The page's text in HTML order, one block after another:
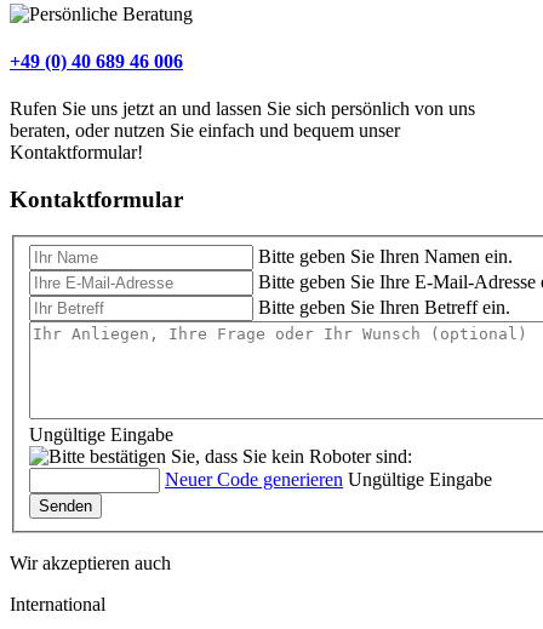
+49 (0) 40 689 46 006
Rufen Sie uns jetzt an und lassen Sie sich persönlich von uns
beraten, oder nutzen Sie einfach und bequem unser
Kontaktformular!
Kontaktformular
Bitte geben Sie Ihren Namen ein.
Bitte geben Sie Ihre E-Mail-Adresse
Bitte geben Sie Ihren Betreff ein.
Ungültige Eingabe
Neuer Code generieren Ungültige Eingabe
Senden
Wir akzeptieren auch
International